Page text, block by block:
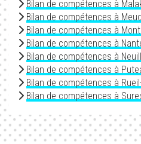
Bilan de compétences à
Bilan de compétences à
Bilan de compétences à
Bilan de compétences à
Bilan de compétences à
Bilan de compétences à
Bilan de compétences à
Bilan de compétences à